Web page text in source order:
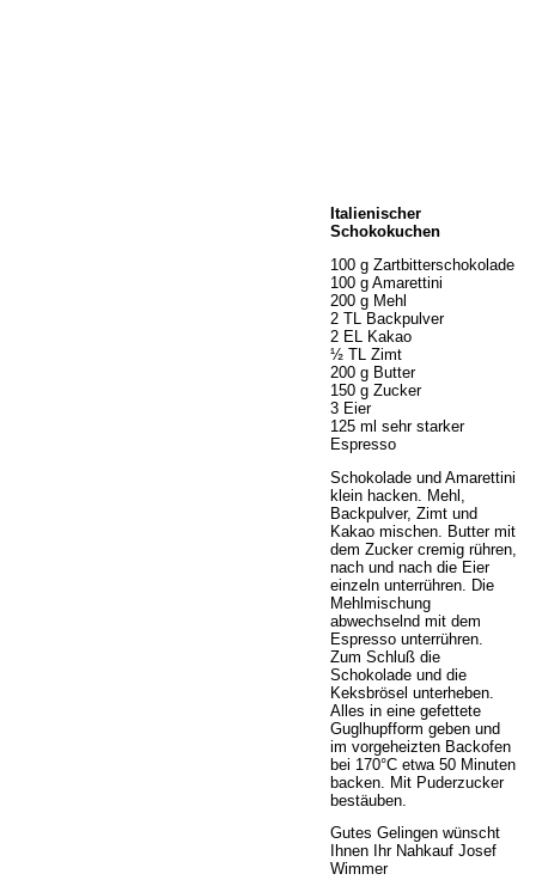
Italienischer
Schokokuchen
100 g Zartbitterschokolade
100 g Amarettini
200 g Mehl
2 TL Backpulver
2 EL Kakao
½ TL Zimt
200 g Butter
150 g Zucker
3 Eier
125 ml sehr starker
Espresso
Schokolade und Amarettini
klein hacken. Mehl,
Backpulver, Zimt und
Kakao mischen. Butter mit
dem Zucker cremig rühren,
nach und nach die Eier
einzeln unterrühren. Die
Mehlmischung
abwechselnd mit dem
Espresso unterrühren.
Zum Schluß die
Schokolade und die
Keksbrösel unterheben.
Alles in eine gefettete
Guglhupfform geben und
im vorgeheizten Backofen
bei 170°C etwa 50 Minuten
backen. Mit Puderzucker
bestäuben.
Gutes Gelingen wünscht
Ihnen Ihr Nahkauf Josef
Wimmer